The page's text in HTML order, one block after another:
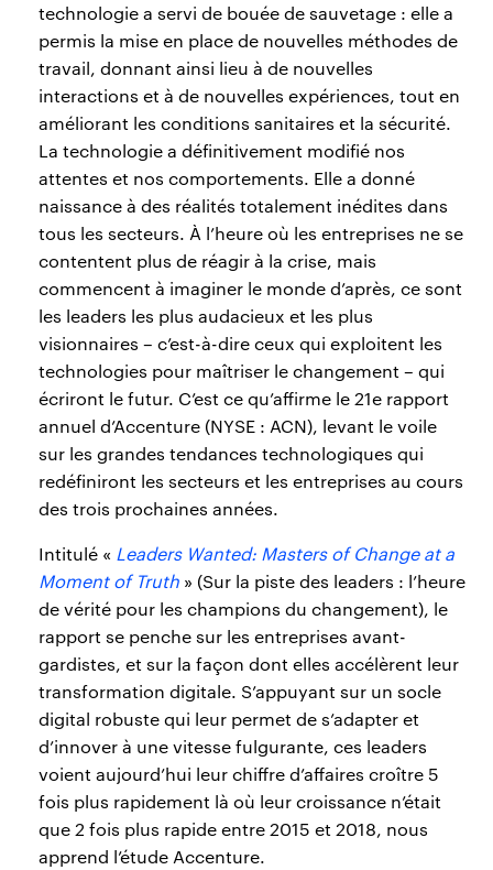
technologie a servi de bouée de sauvetage : elle a
permis la mise en place de nouvelles méthodes de
travail, donnant ainsi lieu à de nouvelles
interactions et à de nouvelles expériences, tout en
améliorant les conditions sanitaires et la sécurité.
La technologie a définitivement modifié nos
attentes et nos comportements. Elle a donné
naissance à des réalités totalement inédites dans
tous les secteurs. À l’heure où les entreprises ne se
contentent plus de réagir à la crise, mais
commencent à imaginer le monde d’après, ce sont
les leaders les plus audacieux et les plus
visionnaires – c’est-à-dire ceux qui exploitent les
technologies pour maîtriser le changement – qui
écriront le futur. C’est ce qu’affirme le 21e rapport
annuel d’Accenture (NYSE : ACN), levant le voile
sur les grandes tendances technologiques qui
redéfiniront les secteurs et les entreprises au cours
des trois prochaines années.
Intitulé « Leaders Wanted: Masters of Change at a
Moment of Truth » (Sur la piste des leaders : l’heure
de vérité pour les champions du changement), le
rapport se penche sur les entreprises avant-
gardistes, et sur la façon dont elles accélèrent leur
transformation digitale. S’appuyant sur un socle
digital robuste qui leur permet de s’adapter et
d’innover à une vitesse fulgurante, ces leaders
voient aujourd’hui leur chiffre d’affaires croître 5
fois plus rapidement là où leur croissance n’était
que 2 fois plus rapide entre 2015 et 2018, nous
apprend l’étude Accenture.